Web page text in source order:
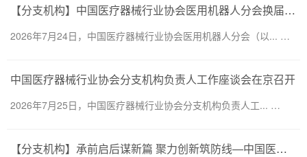
【分支机构】中国医疗器械行业协会医用机器人分会换届会议暨医用机器人创新大会顺利召开
2026年7月24日，中国医疗器械行业协会医用机器人分会（以... …
中国医疗器械行业协会分支机构负责人工作座谈会在京召开
2026年7月25日，中国医疗器械行业协会分支机构负责人工... …
【分支机构】承前启后谋新篇 聚力创新筑防线—中国医疗器械行业协会感染与控制技术专业委员会换届会暨第六届第一次会员代表大会圆满召开